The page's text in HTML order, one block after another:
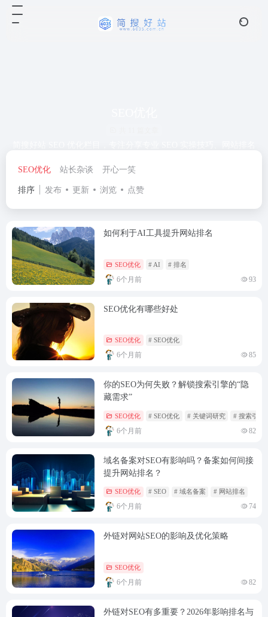
准流量。
SEO优化 站长杂谈 开心一笑
排序 发布 更新 浏览 点赞
如何利于AI工具提升网站排名
SEO优化 # AI # 排名
6个月前 93
SEO优化有哪些好处
SEO优化 # SEO优化
6个月前 85
你的SEO为何失败？解锁搜索引擎的“隐
藏需求”
SEO优化 # SEO优化 # 关键词研究 # 搜索引擎
6个月前 82
域名备案对SEO有影响吗？备案如何间接
提升网站排名？
SEO优化 # SEO # 域名备案 # 网站排名
6个月前 74
外链对网站SEO的影响及优化策略
SEO优化
6个月前 82
外链对SEO有多重要？2026年影响排名与